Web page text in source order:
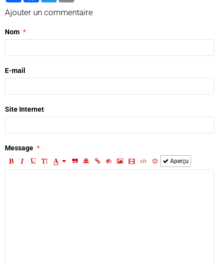
Ajouter un commentaire
Nom
E-mail
Site Internet
Message
Aperçu